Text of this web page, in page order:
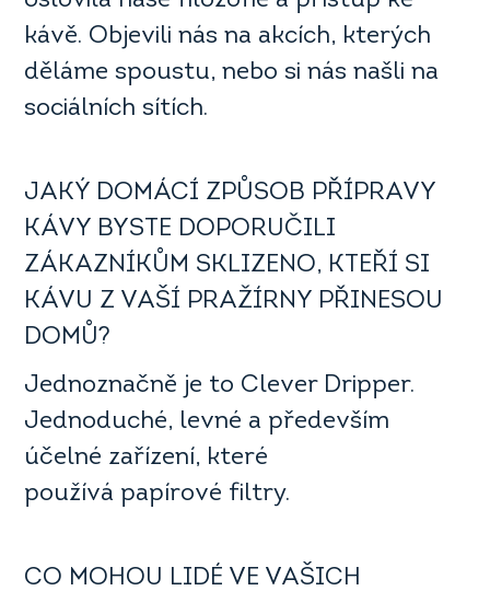
kávě. Objevili nás na akcích, kterých
děláme spoustu, nebo si nás našli na
sociálních sítích.
JAKÝ DOMÁCÍ ZPŮSOB PŘÍPRAVY
KÁVY BYSTE DOPORUČILI
ZÁKAZNÍKŮM SKLIZENO, KTEŘÍ SI
KÁVU Z VAŠÍ PRAŽÍRNY PŘINESOU
DOMŮ?
Jednoznačně je to Clever Dripper.
Jednoduché, levné a především
účelné zařízení, které
používá papírové filtry.
CO MOHOU LIDÉ VE VAŠICH